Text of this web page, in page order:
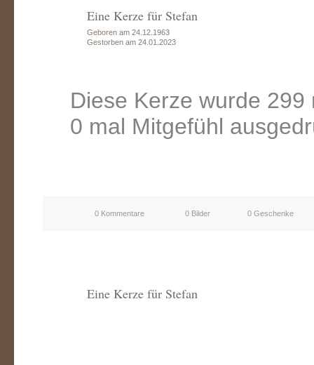
Eine Kerze für Stefan
Geboren am 24.12.1963
Gestorben am 24.01.2023
Diese Kerze wurde
0 mal Mitgefühl
0 Kommentare 0 Bilder 0 Geschenke
Eine Kerze für Stefan